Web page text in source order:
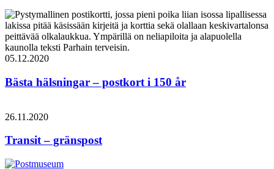
05.12.2020
Bästa hälsningar – postkort i 150 år
26.11.2020
Transit – gränspost